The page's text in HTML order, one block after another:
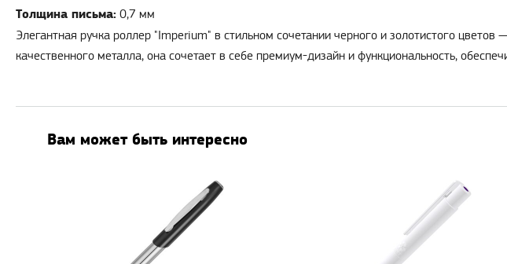
Толщина письма: 0,7 мм
Элегантная ручка роллер "Imperium" в стильном сочетании черного и золотистого
качественного металла, она сочетает в себе премиум-дизайн и функциональность,
Вам может быть интересно